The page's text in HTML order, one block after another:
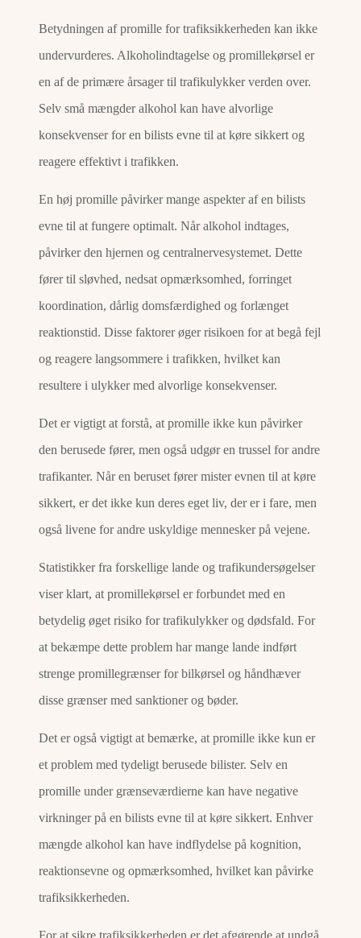
Betydningen af promille for trafiksikkerheden kan ikke
undervurderes. Alkoholindtagelse og promillekørsel er
en af de primære årsager til trafikulykker verden over.
Selv små mængder alkohol kan have alvorlige
konsekvenser for en bilists evne til at køre sikkert og
reagere effektivt i trafikken.
En høj promille påvirker mange aspekter af en bilists
evne til at fungere optimalt. Når alkohol indtages,
påvirker den hjernen og centralnervesystemet. Dette
fører til sløvhed, nedsat opmærksomhed, forringet
koordination, dårlig domsfærdighed og forlænget
reaktionstid. Disse faktorer øger risikoen for at begå fejl
og reagere langsommere i trafikken, hvilket kan
resultere i ulykker med alvorlige konsekvenser.
Det er vigtigt at forstå, at promille ikke kun påvirker
den berusede fører, men også udgør en trussel for andre
trafikanter. Når en beruset fører mister evnen til at køre
sikkert, er det ikke kun deres eget liv, der er i fare, men
også livene for andre uskyldige mennesker på vejene.
Statistikker fra forskellige lande og trafikundersøgelser
viser klart, at promillekørsel er forbundet med en
betydelig øget risiko for trafikulykker og dødsfald. For
at bekæmpe dette problem har mange lande indført
strenge promillegrænser for bilkørsel og håndhæver
disse grænser med sanktioner og bøder.
Det er også vigtigt at bemærke, at promille ikke kun er
et problem med tydeligt berusede bilister. Selv en
promille under grænseværdierne kan have negative
virkninger på en bilists evne til at køre sikkert. Enhver
mængde alkohol kan have indflydelse på kognition,
reaktionsevne og opmærksomhed, hvilket kan påvirke
trafiksikkerheden.
For at sikre trafiksikkerheden er det afgørende at undgå